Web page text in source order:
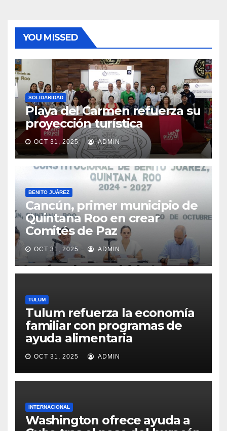
YOU MISSED
SOLIDARIDAD
Playa del Carmen refuerza su
proyección turística
OCT 31, 2025 ADMIN
BENITO JUÁREZ
Cancún, primer municipio de
Quintana Roo en crear
Comités de Paz
OCT 31, 2025 ADMIN
TULUM
Tulum refuerza la economía
familiar con programas de
ayuda alimentaria
OCT 31, 2025 ADMIN
INTERNACIONAL
Washington ofrece ayuda a